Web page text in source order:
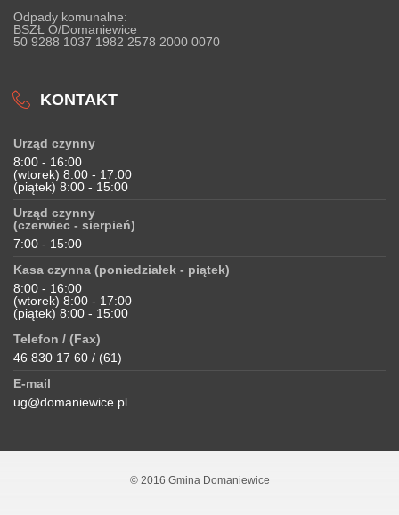
Odpady komunalne:
BSZŁ O/Domaniewice
50 9288 1037 1982 2578 2000 0070
KONTAKT
Urząd czynny
8:00 - 16:00
(wtorek) 8:00 - 17:00
(piątek) 8:00 - 15:00
Urząd czynny
(czerwiec - sierpień)
7:00 - 15:00
Kasa czynna (poniedziałek - piątek)
8:00 - 16:00
(wtorek) 8:00 - 17:00
(piątek) 8:00 - 15:00
Telefon / (Fax)
46 830 17 60 / (61)
E-mail
ug@domaniewice.pl
© 2016 Gmina Domaniewice